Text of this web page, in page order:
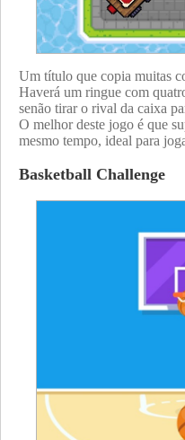
Um título que copia muitas
Haverá um ringue com
senão tirar o rival da caixa
O melhor deste jogo é que
mesmo tempo, ideal para
Basketball Challenge